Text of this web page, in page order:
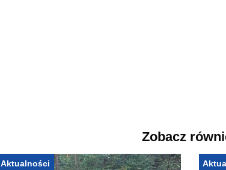
Zobacz
Aktualności